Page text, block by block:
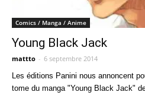
Comics / Manga / Anime
Young Black Jack
mattto - 6 septembre 2014
Les éditions Panini nous annoncent
tome du manga "Young Black Jack"